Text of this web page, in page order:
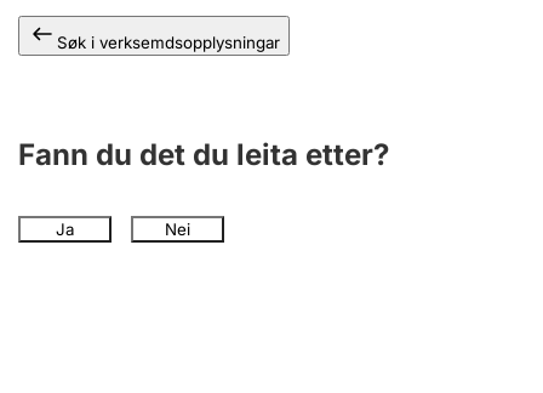
Søk i verksemdsopplysningar
Fann du det du leita etter?
Ja Nei